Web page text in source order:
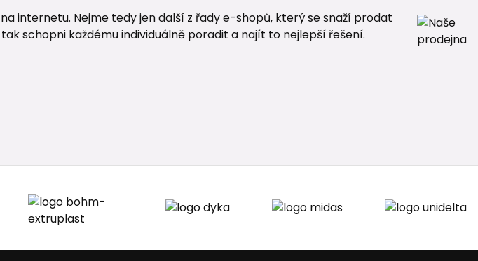
internetu. Nejme tedy jen další z řady e-shopů, který se snaží prodat
schopni každému individuálně poradit a najít to nejlepší řešení.